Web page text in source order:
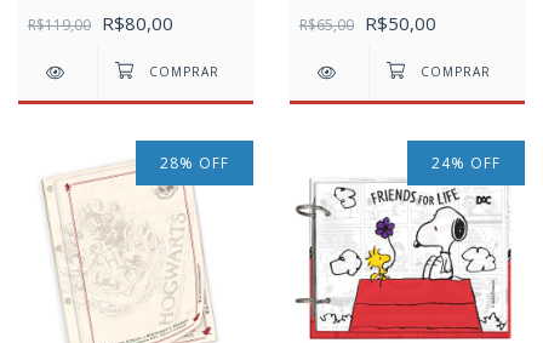
R$119,00 R$80,00 R$65,00 R$50,00
28% OFF 24% OFF